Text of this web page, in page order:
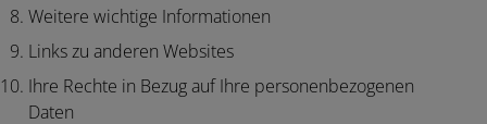
Weitere wichtige Informationen
Links zu anderen Websites
Ihre Rechte in Bezug auf Ihre personenbezogenen
Daten